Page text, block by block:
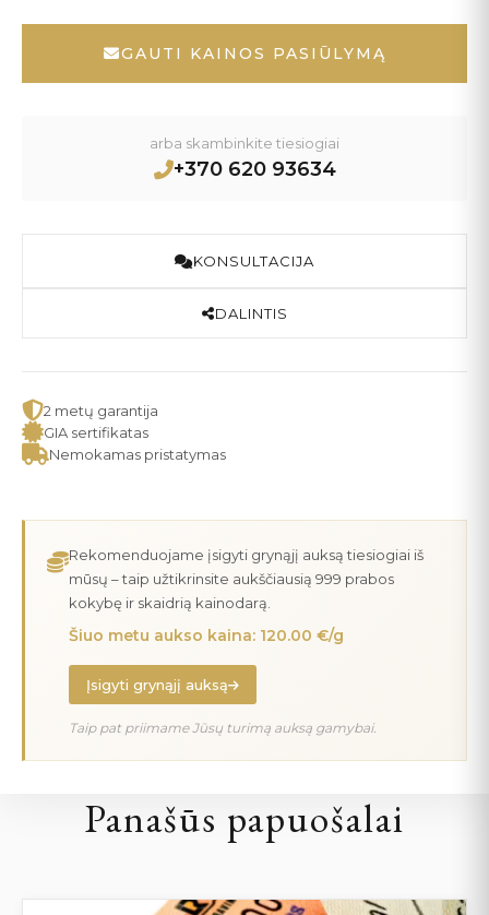
GAUTI KAINOS PASIŪLYMĄ
arba skambinkite tiesiogiai
+370 620 93634
KONSULTACIJA
DALINTIS
2 metų garantija
GIA sertifikatas
Nemokamas pristatymas
Rekomenduojame įsigyti grynąjį auksą tiesiogiai iš
mūsų – taip užtikrinsite aukščiausią 999 prabos
kokybę ir skaidrią kainodarą.
Šiuo metu aukso kaina: 120.00 €/g
Įsigyti grynąjį auksą
Taip pat priimame Jūsų turimą auksą gamybai.
Panašūs papuošalai